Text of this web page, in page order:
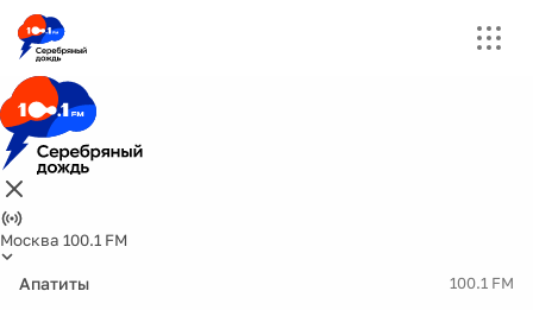
Москва 100.1 FM
Апатиты 100.1 FM